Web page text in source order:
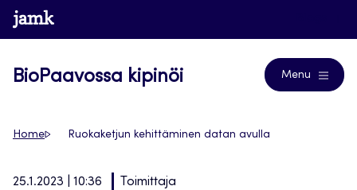
Siirry
suoraan
www.jamk.fi
BioPaavossa kipinöi Menu
Home Ruokaketjun kehittäminen datan avulla
25.1.2023 | 10:36 Toimittaja